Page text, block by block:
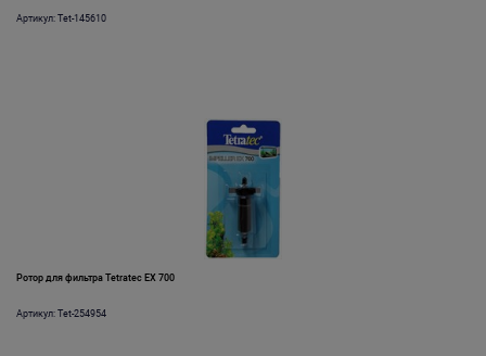
Артикул: Tet-145610
Ротор для фильтра Tetratec EX 700
Артикул: Tet-254954